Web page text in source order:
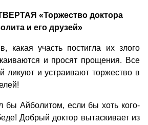
«Торжество доктора
и его друзей»
какая участь постигла их злого
и просят прощения. Все
ликуют и устраивают торжество в
бы Айболитом, если бы хоть кого-
Добрый доктор вытаскивает из